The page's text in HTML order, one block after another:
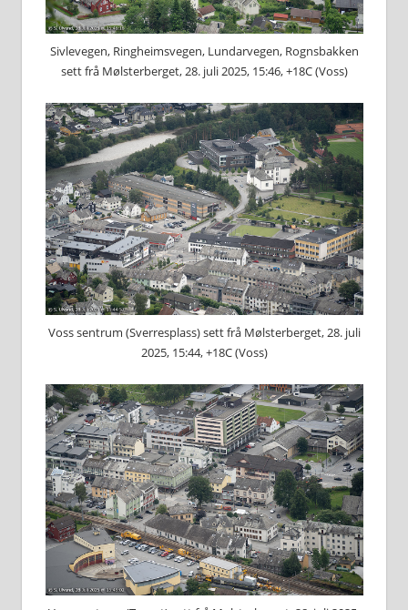
Sivlevegen, Ringheimsvegen, Lundarvegen, Rognsbakken
sett frå Mølsterberget, 28. juli 2025, 15:46, +18C (Voss)
Voss sentrum (Sverresplass) sett frå Mølsterberget, 28. juli
2025, 15:44, +18C (Voss)